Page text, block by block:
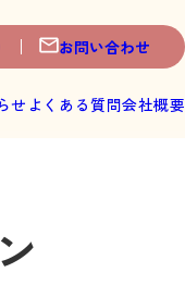
お問い合わせ
せ よくある質問会社概要